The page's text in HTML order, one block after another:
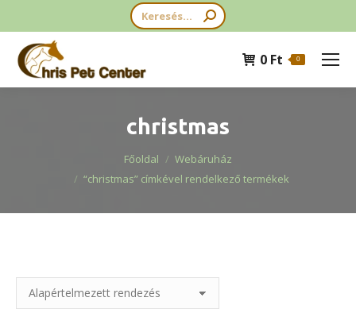
Search:
0 Ft 0
christmas
Főoldal
Webáruház
“christmas” címkével rendelkező termékek